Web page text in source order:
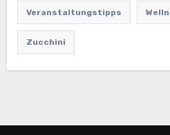
Veranstaltungstipps
Zucchini